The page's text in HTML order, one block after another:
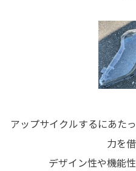
アップサイクルするにあた
力を
デザイン性や機能性